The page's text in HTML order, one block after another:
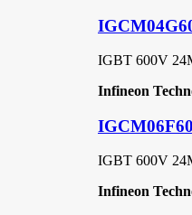
IGBT 600V
Infineon
IGBT 600V
Infineon